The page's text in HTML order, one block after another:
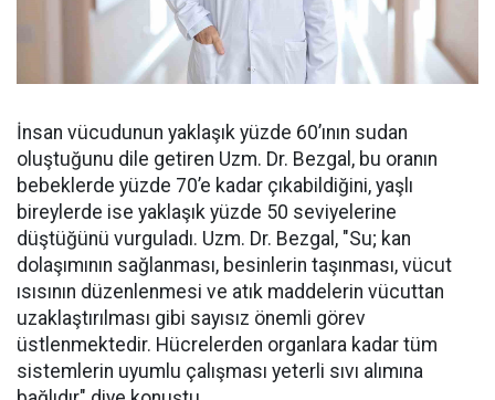
İnsan vücudunun yaklaşık yüzde 60’ının sudan
oluştuğunu dile getiren Uzm. Dr. Bezgal, bu oranın
bebeklerde yüzde 70’e kadar çıkabildiğini, yaşlı
bireylerde ise yaklaşık yüzde 50 seviyelerine
düştüğünü vurguladı. Uzm. Dr. Bezgal, "Su; kan
dolaşımının sağlanması, besinlerin taşınması, vücut
ısısının düzenlenmesi ve atık maddelerin vücuttan
uzaklaştırılması gibi sayısız önemli görev
üstlenmektedir. Hücrelerden organlara kadar tüm
sistemlerin uyumlu çalışması yeterli sıvı alımına